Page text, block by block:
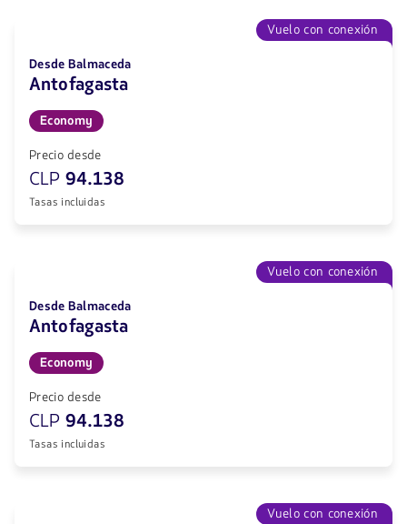
Vuelo con conexión
Desde Balmaceda
Antofagasta
Economy
Precio desde
CLP 94.138
Tasas incluidas
Vuelo con conexión
Desde Balmaceda
Antofagasta
Economy
Precio desde
CLP 94.138
Tasas incluidas
Vuelo con conexión